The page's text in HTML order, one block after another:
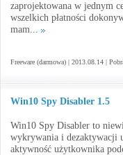
zaprojektowana w jednym
wszelkich płatności
mam...
Freeware (darmowa) | 2013.08.14 |
Win10 Spy Disabler 1.5
Win10 Spy Disabler to
wykrywania i dezaktywacji
aktywność użytkownika